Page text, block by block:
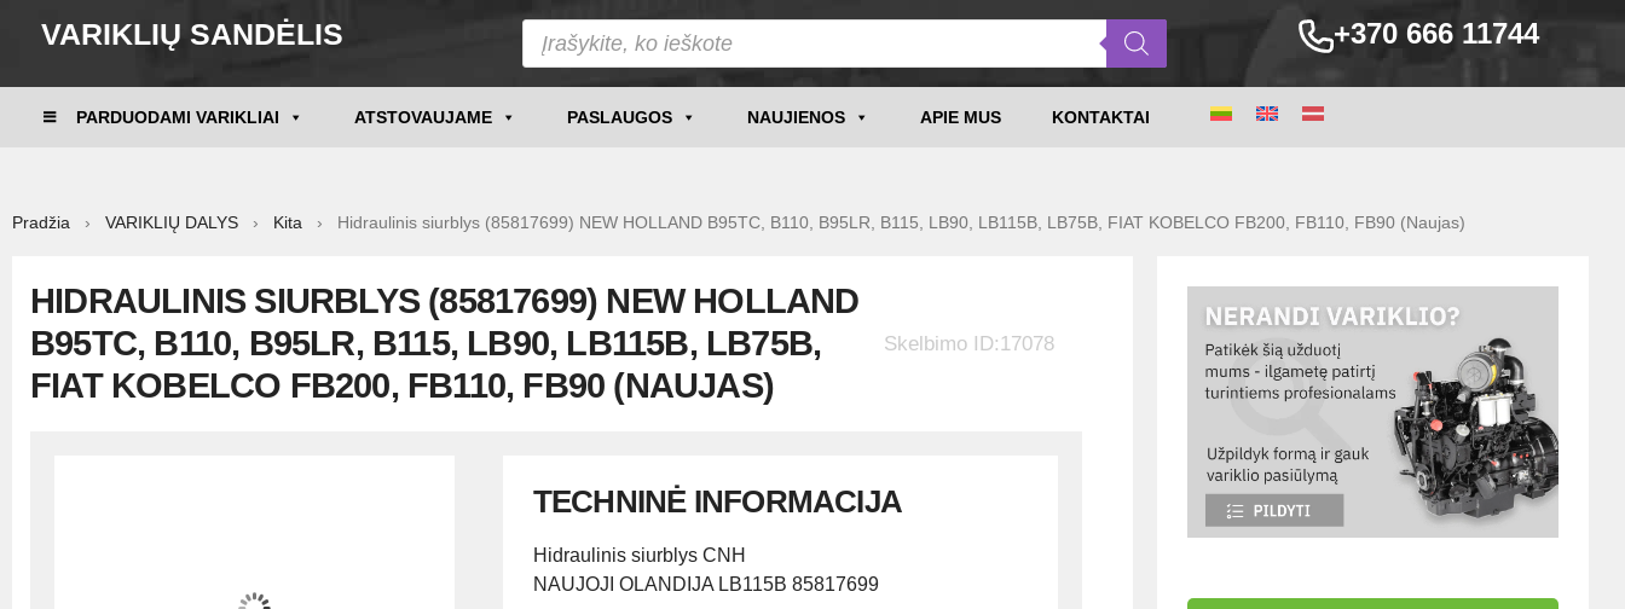
VARIKLIŲ SANDĖLIS +370 666 11744
PARDUODAMI VARIKLIAI ATSTOVAUJAME PASLAUGOS NAUJIENOS APIE MUS KONTAKTAI
Pradžia › VARIKLIŲ DALYS › Kita › Hidraulinis siurblys (85817699) NEW HOLLAND B95TC, B110, B95LR, B115, LB90, LB115B, LB75B, FIAT KOBELCO FB200, FB110, FB90 (Naujas)
HIDRAULINIS SIURBLYS (85817699) NEW HOLLAND
B95TC, B110, B95LR, B115, LB90, LB115B, LB75B,
FIAT KOBELCO FB200, FB110, FB90 (NAUJAS)
Skelbimo ID:17078
TECHNINĖ INFORMACIJA
Hidraulinis siurblys CNH
NAUJOJI OLANDIJA LB115B 85817699